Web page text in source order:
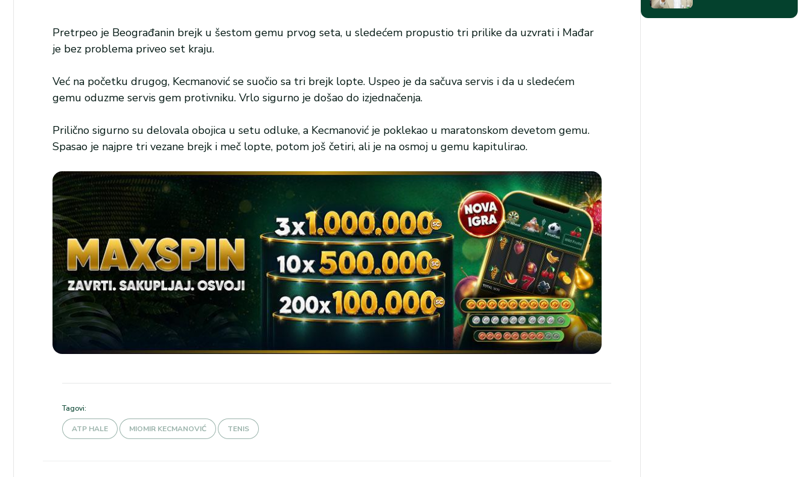
Pretrpeo je Beograđanin brejk u šestom gemu prvog seta, u sledećem propustio tri prilike da uzvrati i Mađar
je bez problema priveo set kraju.
Već na početku drugog, Kecmanović se suočio sa tri brejk lopte. Uspeo je da sačuva servis i da u sledećem
gemu oduzme servis gem protivniku. Vrlo sigurno je došao do izjednačenja.
Prilično sigurno su delovala obojica u setu odluke, a Kecmanović je poklekao u maratonskom devetom gemu.
Spasao je najpre tri vezane brejk i meč lopte, potom još četiri, ali je na osmoj u gemu kapitulirao.
Tagovi:
ATP HALE MIOMIR KECMANOVIĆ TENIS